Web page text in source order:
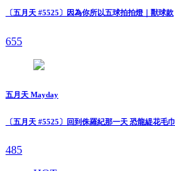
〔五月天 #5525〕因為你所以五球拍拍燈｜獸球款
655
五月天 Mayday
〔五月天 #5525〕回到侏羅紀那一天 恐龍緹花毛巾
485